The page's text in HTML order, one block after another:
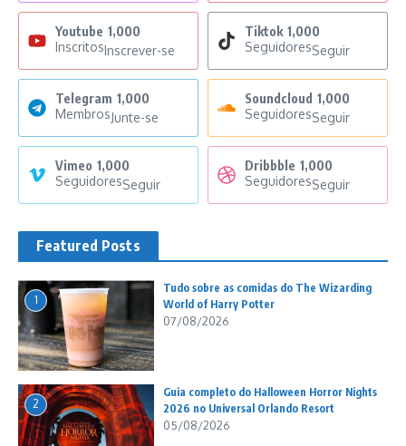
Youtube 1,000
InscritosInscrever-se
Tiktok 1,000
SeguidoresSeguir
Telegram 1,000
MembrosJunte-se
Soundcloud 1,000
SeguidoresSeguir
Vimeo 1,000
SeguidoresSeguir
Dribbble 1,000
SeguidoresSeguir
Featured Posts
1
Tudo sobre as comidas do The Wizarding
World of Harry Potter
07/08/2026
2
Guia completo do Halloween Horror Nights
2026 no Universal Orlando Resort
05/08/2026